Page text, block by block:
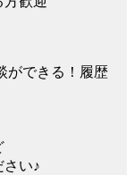
ができる！履歴
さい♪